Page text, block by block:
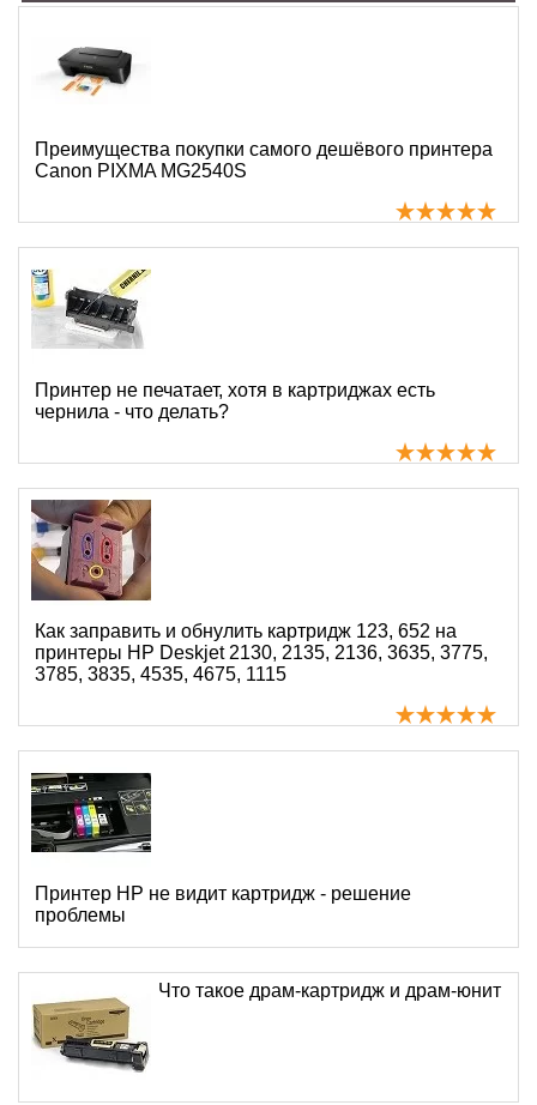
Преимущества покупки самого дешёвого принтера
Canon PIXMA MG2540S
Принтер не печатает, хотя в картриджах есть
чернила - что делать?
Как заправить и обнулить картридж 123, 652 на
принтеры HP Deskjet 2130, 2135, 2136, 3635, 3775,
3785, 3835, 4535, 4675, 1115
Принтер HP не видит картридж - решение
проблемы
Что такое драм-картридж и драм-юнит